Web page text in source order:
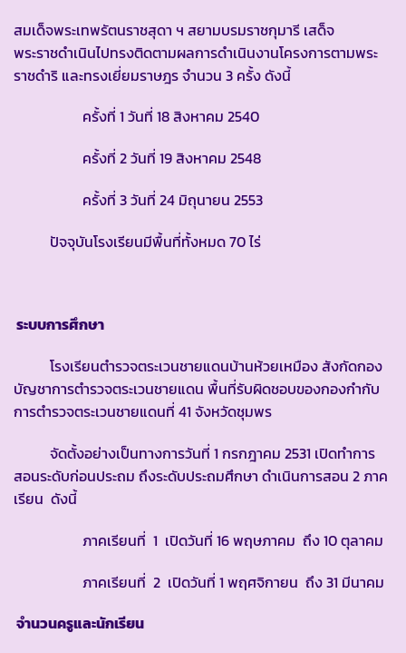
สมเด็จพระเทพรัตนราชสุดา ฯ สยามบรมราชกุมารี เสด็จ
พระราชดำเนินไปทรงติดตามผลการดำเนินงานโครงการตามพระ
ราชดำริ และทรงเยี่ยมราษฎร จำนวน 3 ครั้ง ดังนี้
ครั้งที่ 1 วันที่ 18 สิงหาคม 2540
ครั้งที่ 2 วันที่ 19 สิงหาคม 2548
ครั้งที่ 3 วันที่ 24 มิถุนายน 2553
ปัจจุบันโรงเรียนมีพื้นที่ทั้งหมด 70 ไร่
ระบบการศึกษา
โรงเรียนตำรวจตระเวนชายแดนบ้านห้วยเหมือง สังกัดกอง
บัญชาการตำรวจตระเวนชายแดน พื้นที่รับผิดชอบของกองกำกับ
การตำรวจตระเวนชายแดนที่ 41 จังหวัดชุมพร
จัดตั้งอย่างเป็นทางการวันที่ 1 กรกฎาคม 2531 เปิดทำการ
สอนระดับก่อนประถม ถึงระดับประถมศึกษา ดำเนินการสอน 2 ภาค
เรียน ดังนี้
ภาคเรียนที่ 1 เปิดวันที่ 16 พฤษภาคม ถึง 10 ตุลาคม
ภาคเรียนที่ 2 เปิดวันที่ 1 พฤศจิกายน ถึง 31 มีนาคม
จำนวนครูและนักเรียน